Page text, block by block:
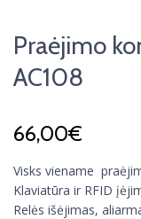
Praėjimo
AC108
66,00€
Visks viename
Klaviatūra ir RFID
Relės išėjimas,